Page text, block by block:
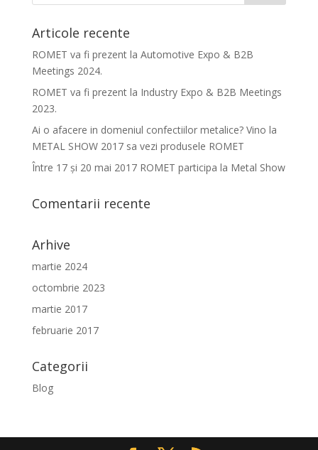
Articole recente
ROMET va fi prezent la Automotive Expo & B2B
Meetings 2024.
ROMET va fi prezent la Industry Expo & B2B Meetings
2023.
Ai o afacere in domeniul confectiilor metalice? Vino la
METAL SHOW 2017 sa vezi produsele ROMET
Între 17 şi 20 mai 2017 ROMET participa la Metal Show
Comentarii recente
Arhive
martie 2024
octombrie 2023
martie 2017
februarie 2017
Categorii
Blog